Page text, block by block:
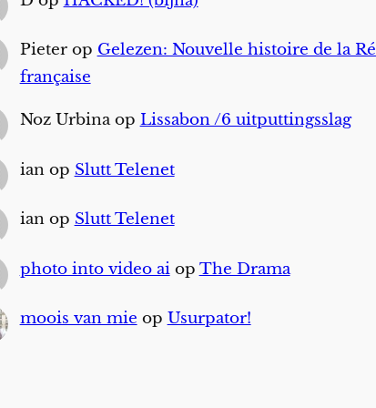
Pieterop Gelezen: Nouvelle histoire de la
française
Noz Urbinaop Lissabon /6 uitputtingsslag
ianop Slutt Telenet
ianop Slutt Telenet
photo into video aiop The Drama
moois van mie op Usurpator!